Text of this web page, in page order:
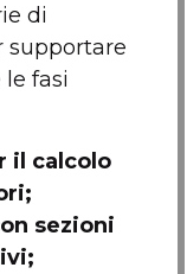
di
supportare
fasi
il calcolo
sezioni